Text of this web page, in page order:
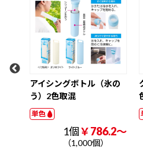
クリアハンディファン（2
色取混）
単色
1個￥392.5～
（1,000個）